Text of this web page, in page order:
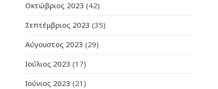
Οκτώβριος 2023 (42)
Σεπτέμβριος 2023 (35)
Αύγουστος 2023 (29)
Ιούλιος 2023 (17)
Ιούνιος 2023 (21)